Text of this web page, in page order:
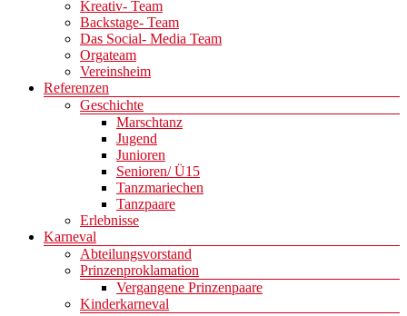
Kreativ- Team
Backstage- Team
Das Social- Media Team
Orgateam
Vereinsheim
Referenzen
Geschichte
Marschtanz
Jugend
Junioren
Senioren/ Ü15
Tanzmariechen
Tanzpaare
Erlebnisse
Karneval
Abteilungsvorstand
Prinzenproklamation
Vergangene Prinzenpaare
Kinderkarneval